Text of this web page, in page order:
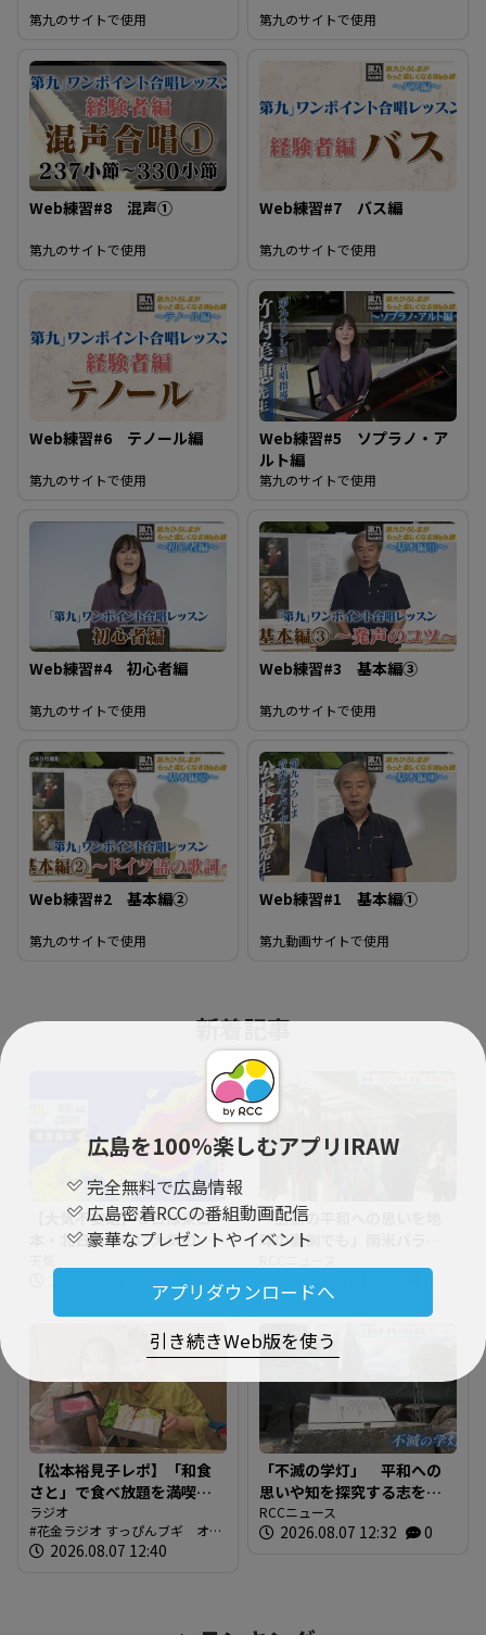
広島を100％楽しむアプリIRAW
完全無料で広島情報
広島密着RCCの番組動画配信
豪華なプレゼントやイベント
アプリダウンロードへ
引き続きWeb版を使う
す
る
第九のサイトで使用 第九のサイトで使用
Web練習#8 混声①
第九のサイトで使用
Web練習#7 バス編
第九のサイトで使用
Web練習#6 テノール編
第九のサイトで使用
Web練習#5 ソプラノ・ア
ルト編
第九のサイトで使用
Web練習#4 初心者編
第九のサイトで使用
Web練習#3 基本編③
第九のサイトで使用
Web練習#2 基本編②
第九のサイトで使用
Web練習#1 基本編①
第九動画サイトで使用
新着記事
【大気不安定】８日は東日
本・北日本中心に大気の状
雨・雷雨の可能性 落雷や
突風 急な強雨に注意
2026.08.07 14:51 0
「広島の平和への思いを地
球の裏側でも」南米パラグ
日パラグアイ大使が奉納
0
【松本裕見子レポ】「和食
さと」で食べ放題を満喫！
「さとしゃぶ」を体験！！
（RCCラジオ「花金ラジオ
すっぴんブギ」企画）
ラジオ
花金ラジオ すっぴんブギ オン
エア情報
2026.08.07 12:40
「不滅の学灯」 平和への
思いや知を探究する志をモ
ニュメントに 広島大学発
祥の地 東千田キャンパス
RCCニュース
2026.08.07 12:32 0